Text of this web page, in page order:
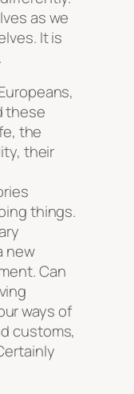
as we
It is
these
the
their
things.
new
Can
ways of
customs,